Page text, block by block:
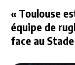
« Toulouse
équipe de
face au